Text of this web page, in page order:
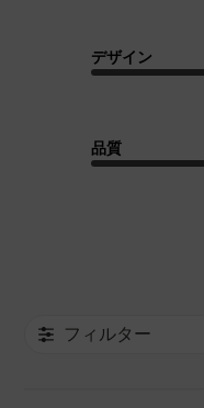
デザイン
品質
フィルター